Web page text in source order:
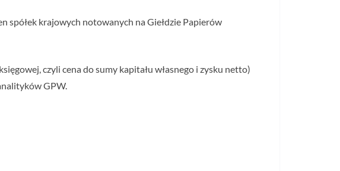
spółek krajowych notowanych na Giełdzie Papierów
czyli cena do sumy kapitału własnego i zysku netto)
GPW.